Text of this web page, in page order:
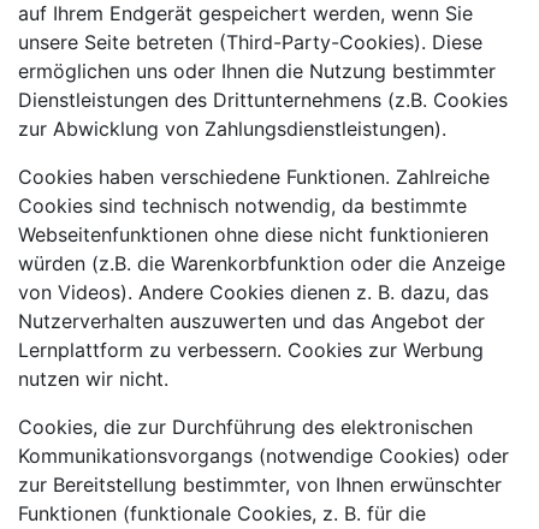
auf Ihrem Endgerät gespeichert werden, wenn Sie
unsere Seite betreten (Third-Party-Cookies). Diese
ermöglichen uns oder Ihnen die Nutzung bestimmter
Dienstleistungen des Drittunternehmens (z.B. Cookies
zur Abwicklung von Zahlungsdienstleistungen).
Cookies haben verschiedene Funktionen. Zahlreiche
Cookies sind technisch notwendig, da bestimmte
Webseitenfunktionen ohne diese nicht funktionieren
würden (z.B. die Warenkorbfunktion oder die Anzeige
von Videos). Andere Cookies dienen z. B. dazu, das
Nutzerverhalten auszuwerten und das Angebot der
Lernplattform zu verbessern. Cookies zur Werbung
nutzen wir nicht.
Cookies, die zur Durchführung des elektronischen
Kommunikationsvorgangs (notwendige Cookies) oder
zur Bereitstellung bestimmter, von Ihnen erwünschter
Funktionen (funktionale Cookies, z. B. für die